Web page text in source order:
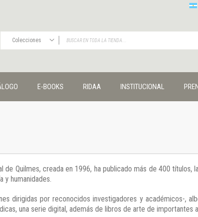
Colecciones
Publicaciones
Editorial
Cuadernos universitarios
Derechos humanos
Ediciones especiales
Géneros
E-BOOKS RIDAA INSTITUCIONAL
de Quilmes, creada en 1996, ha publicado más de 400
y humanidades.
dirigidas por reconocidos investigadores y académicos-,
una serie digital, además de libros de arte de importantes